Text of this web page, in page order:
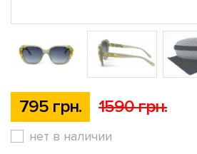
795 грн. 1590 грн.
нет в наличии